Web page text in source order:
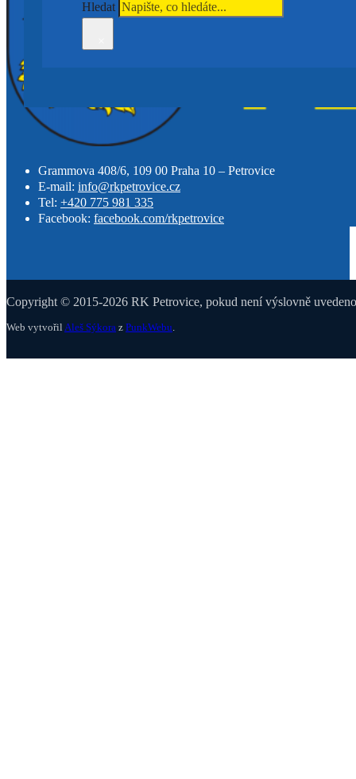
Hledat
Grammova 408/6, 109 00 Praha 10 – Petrovice
E-mail: info@rkpetrovice.cz
Tel: +420 775 981 335
Facebook: facebook.com/rkpetrovice
Copyright © 2015-2026 RK Petrovice, pokud není výslovně
Web vytvořil Aleš Sýkora z PunkWebu